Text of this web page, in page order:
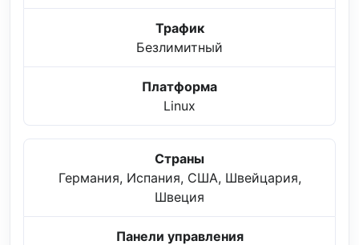
Трафик
Безлимитный
Платформа
Linux
Страны
Германия, Испания, США, Швейцария,
Швеция
Панели управления